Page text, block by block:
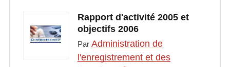
Rapport d'activité 2005 et
objectifs 2006
Par Administration de
l'enregistrement et des